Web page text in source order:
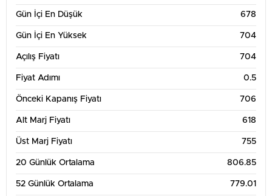
Gün İçi En Düşük 678
Gün İçi En Yüksek 704
Açılış Fiyatı 704
Fiyat Adımı 0.5
Önceki Kapanış Fiyatı 706
Alt Marj Fiyatı 618
Üst Marj Fiyatı 755
20 Günlük Ortalama 806.85
52 Günlük Ortalama 779.01